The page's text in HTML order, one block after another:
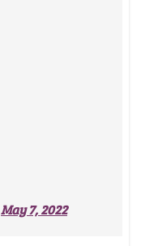
May 7, 2022